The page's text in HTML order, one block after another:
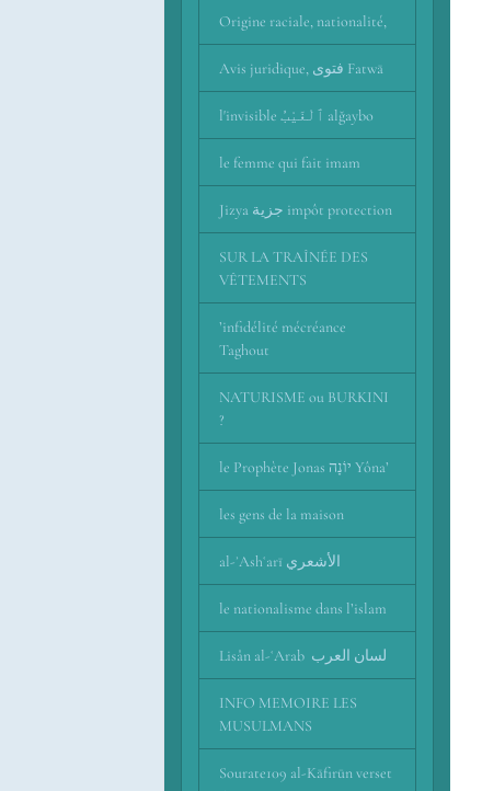
Origine raciale, nationalité,
Avis juridique, فتوى Fatwā
l'invisible ٱلْغَيْبُ alğaybo
le femme qui fait imam
Jizya جزية impôt protection
SUR LA TRAÎNÉE DES
VÊTEMENTS
’infidélité mécréance
Taghout
NATURISME ou BURKINI
?
le Prophète Jonas יוֹנָה Yôna’
les gens de la maison
al-ʾAshʿarī اﻷشعري
le nationalisme dans l’islam
Lisân al-ʿArab لسان العرب
INFO MEMOIRE LES
MUSULMANS
Sourate109 al-Kāfirūn verset